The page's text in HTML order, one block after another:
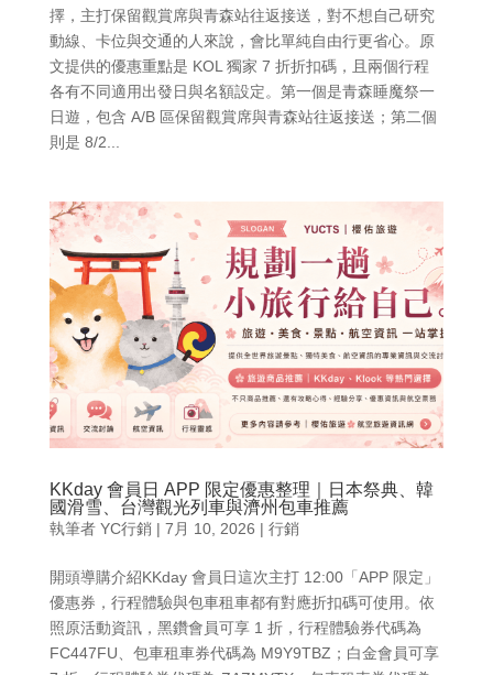
擇，主打保留觀賞席與青森站往返接送，對不想自己研究
動線、卡位與交通的人來說，會比單純自由行更省心。原
文提供的優惠重點是 KOL 獨家 7 折折扣碼，且兩個行程
各有不同適用出發日與名額設定。第一個是青森睡魔祭一
日遊，包含 A/B 區保留觀賞席與青森站往返接送；第二個
則是 8/2...
KKday 會員日 APP 限定優惠整理｜日本祭典、韓
國滑雪、台灣觀光列車與濟州包車推薦
執筆者 YC行銷| 7月 10, 2026 | 行銷
開頭導購介紹KKday 會員日這次主打 12:00「APP 限定」
優惠券，行程體驗與包車租車都有對應折扣碼可使用。依
照原活動資訊，黑鑽會員可享 1 折，行程體驗券代碼為
FC447FU、包車租車券代碼為 M9Y9TBZ；白金會員可享